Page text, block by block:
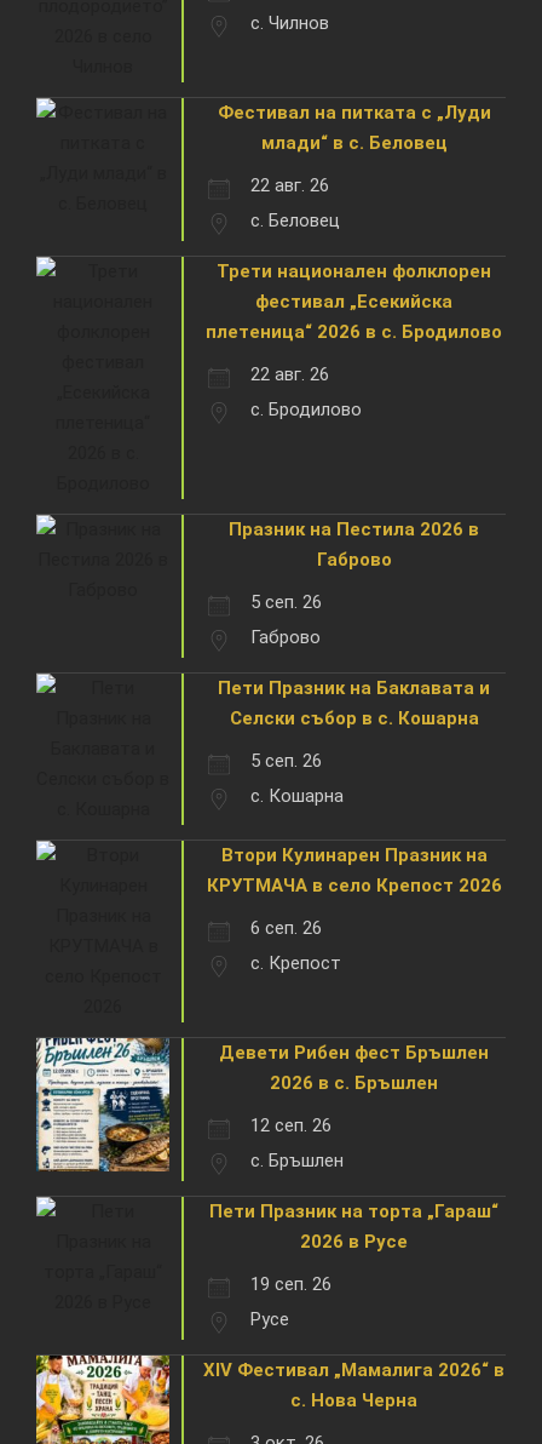
с. Чилнов
Фестивал на питката с „Луди
млади“ в с. Беловец
22 авг. 26
с. Беловец
Трети национален фолклорен
фестивал „Есекийска
плетеница“ 2026 в с. Бродилово
22 авг. 26
с. Бродилово
Празник на Пестила 2026 в
Габрово
5 сеп. 26
Габрово
Пети Празник на Баклавата и
Селски събор в с. Кошарна
5 сеп. 26
с. Кошарна
Втори Кулинарен Празник на
КРУТМАЧА в село Крепост 2026
6 сеп. 26
с. Крепост
Девети Рибен фест Бръшлен
2026 в с. Бръшлен
12 сеп. 26
с. Бръшлен
Пети Празник на торта „Гараш“
2026 в Русе
19 сеп. 26
Русе
XIV Фестивал „Мамалига 2026“ в
с. Нова Черна